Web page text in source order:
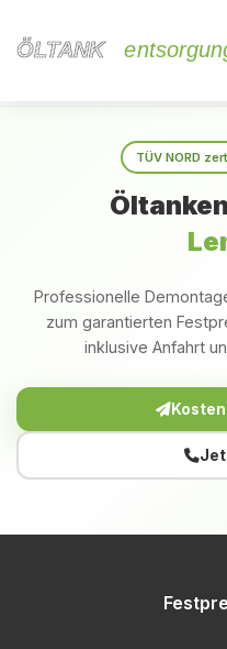
ÖLTANK
ÖLTANK
TÜV NORD
Professionelle
zum garantierten
inklusive Anfahrt